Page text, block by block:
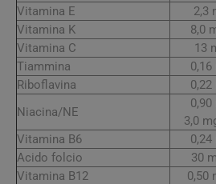
Vitamina E
2,3
Vitamina K
8,0
Vitamina C
13
Tiammina
0,16
Riboflavina
0,22
Niacina/NE
0,90
3,0
Vitamina B6
0,24
Acido folcio
30
Vitamina B12
0,50